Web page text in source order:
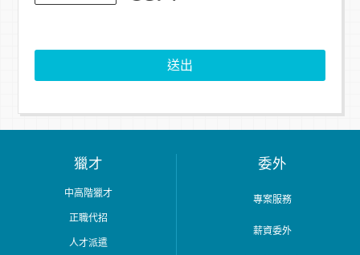
送出
獵才
中高階獵才
正職代招
人才派遣
委外
專案服務
薪資委外